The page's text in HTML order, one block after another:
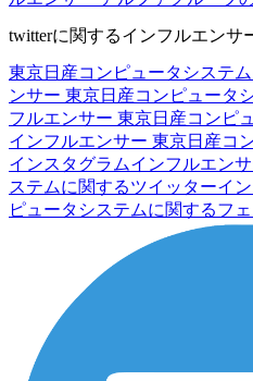
twitterに関するインフルエンサ
東京日産コンピュータシステ
ンサー 東京日産コンピュータ
フルエンサー 東京日産コンピ
インフルエンサー 東京日産コ
インスタグラムインフルエン
ステムに関するツイッターイ
ピュータシステムに関するフ